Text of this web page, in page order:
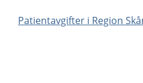
Patientavgifter i Region